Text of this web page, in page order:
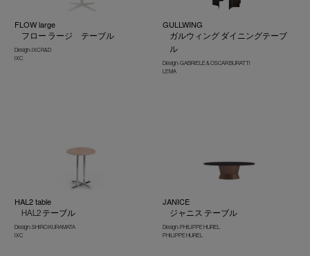
FLOW large
フロー ラージ テーブル
Design : IXC R&D
IXC
GULLWING
ガルウィング ダイニングテーブ
ル
Design : GABRIELE & OSCAR BURATTI
LEMA
HAL2 table
HAL2 テーブル
Design : SHIRO KURAMATA
IXC
JANICE
ジャニス テーブル
Design : PHILIPPE HUREL
PHILIPPE HUREL